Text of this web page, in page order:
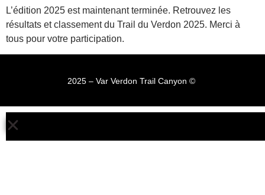
L’édition 2025 est maintenant terminée. Retrouvez les
résultats et classement du Trail du Verdon 2025. Merci à
tous pour votre participation.
2025 – Var Verdon Trail Canyon © ​